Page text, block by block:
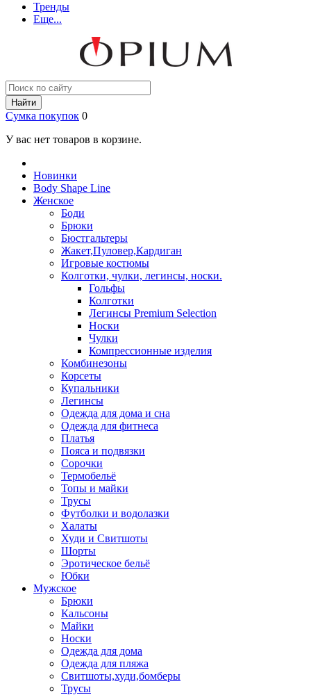
Тренды
Еще...
Найти
Сумка покупок 0
У вас нет товаров в корзине.
Новинки
Body Shape Line
Женское
Боди
Брюки
Бюстгальтеры
Жакет,Пуловер,Кардиган
Игровые костюмы
Колготки, чулки, легинсы, носки.
Гольфы
Колготки
Легинсы Premium Selection
Носки
Чулки
Компрессионные изделия
Комбинезоны
Корсеты
Купальники
Легинсы
Одежда для дома и сна
Одежда для фитнеса
Платья
Пояса и подвязки
Сорочки
Термобельё
Топы и майки
Трусы
Футболки и водолазки
Халаты
Худи и Свитшоты
Шорты
Эротическое бельё
Юбки
Мужское
Брюки
Кальсоны
Майки
Носки
Одежда для дома
Одежда для пляжа
Свитшоты,худи,бомберы
Трусы